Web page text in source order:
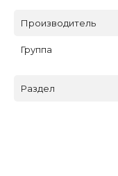
Производитель
Группа
Раздел